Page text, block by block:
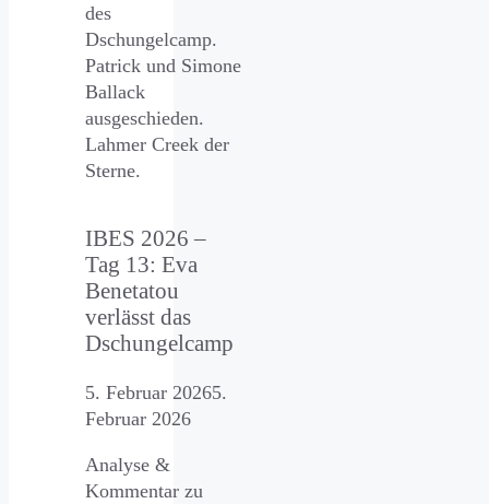
des
Dschungelcamp.
Patrick und Simone
Ballack
ausgeschieden.
Lahmer Creek der
Sterne.
IBES 2026 –
Tag 13: Eva
Benetatou
verlässt das
Dschungelcamp
5. Februar 20265.
Februar 2026
Analyse &
Kommentar zu